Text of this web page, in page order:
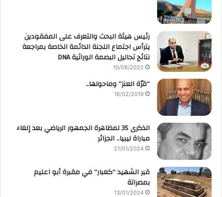
رئيس هيئة البحث والتعرف على المفقودين
يترأس اجتماع اللجنة الدائمة الخاصة بمراجعة
نتائج تحاليل البصمة الوراثية DNA
10/08/2022
“قرّة العنز” وماحولها..
16/02/2019
الذكرى 35 لمظاهرة الجمهور الرياضي بعد إلغاء
مباراة ليبيا.. الجزائر
21/01/2024
قبر الشهيد “كعبار” في مقبرة أبو اعليم
بمصراتة
13/01/2024